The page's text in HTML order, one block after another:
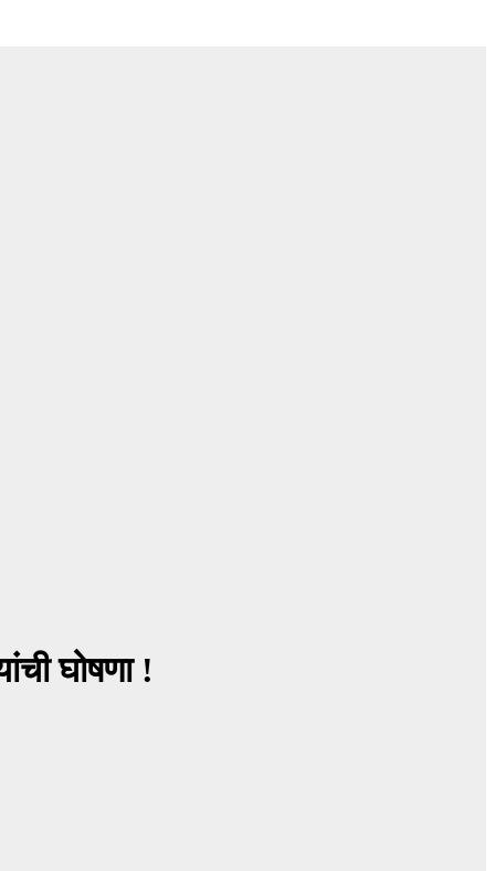
घोषणा !